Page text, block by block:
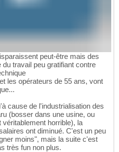
peut-être mais des
travail peu gratifiant contre
les opérateurs de 55 ans, vont
cause de l'industrialisation des
(bosser dans une usine, ou
horrible), la
ont diminué. C'est un peu
moins", mais la suite c'est
très fun non plus.